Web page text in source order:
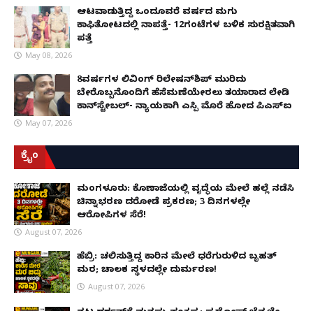
ಆಟವಾಡುತ್ತಿದ್ದ ಒಂದೂವರೆ ವರ್ಷದ ಮಗು
ಕಾಫಿತೋಟದಲ್ಲಿ ನಾಪತ್ತೆ- 12ಗಂಟೆಗಳ ಬಳಿಕ ಸುರಕ್ಷಿತವಾಗಿ
ಪತ್ತೆ
May 08, 2026
8ವರ್ಷಗಳ ಲಿವಿಂಗ್‌ ರಿಲೇಷನ್‌ಶಿಪ್ ಮುರಿದು
ಬೇರೊಬ್ಬನೊಂದಿಗೆ ಹೆಸೆಮಣೆಯೇರಲು ತಯಾರಾದ ಲೇಡಿ
ಕಾನ್‌ಸ್ಟೇಬಲ್- ನ್ಯಾಯಕ್ಕಾಗಿ ಎಸ್ಪಿ ಮೊರೆ ಹೋದ ಪಿಎಸ್ಐ
May 07, 2026
ಕ್ರೈಂ
ಮಂಗಳೂರು: ಕೊಣಾಜೆಯಲ್ಲಿ ವೃದ್ಧೆಯ ಮೇಲೆ ಹಲ್ಲೆ ನಡೆಸಿ
ಚಿನ್ನಾಭರಣ ದರೋಡೆ ಪ್ರಕರಣ; 3 ದಿನಗಳಲ್ಲೇ
ಆರೋಪಿಗಳ ಸೆರೆ!
August 07, 2026
ಹೆಬ್ರಿ: ಚಲಿಸುತ್ತಿದ್ದ ಕಾರಿನ ಮೇಲೆ ಧರೆಗುರುಳಿದ ಬೃಹತ್
ಮರ; ಚಾಲಕ ಸ್ಥಳದಲ್ಲೇ ದುರ್ಮರಣ!
August 07, 2026